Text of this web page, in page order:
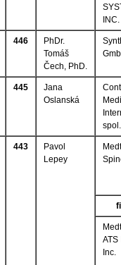
INC.
446
PhDr.
Tomáš
Čech, PhD.
445
Jana
Oslanská
443
Pavol
Lepey
ATS
Inc.